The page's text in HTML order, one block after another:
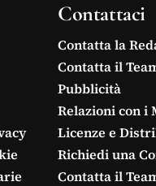
Contattaci
Contatta la
Contatta il
Pubblicità
Relazioni con i
Licenze e
Richiedi una
Contatta il